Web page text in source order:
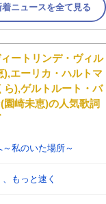
ニュースを全て見る
ートリンデ・ヴィル
),エーリカ・ハルトマ
ら),ゲルトルート・バ
園崎未恵)の人気歌詞
私のいた場所～
もっと速く